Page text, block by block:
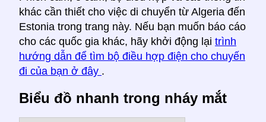
khác cần thiết cho việc di chuyển từ Algeria đến
Estonia trong trang này. Nếu bạn muốn báo cáo
cho các quốc gia khác, hãy khởi động lại trình
hướng dẫn để tìm bộ điều hợp điện cho chuyến
đi của bạn ở đây .
Biểu đồ nhanh trong nháy mắt